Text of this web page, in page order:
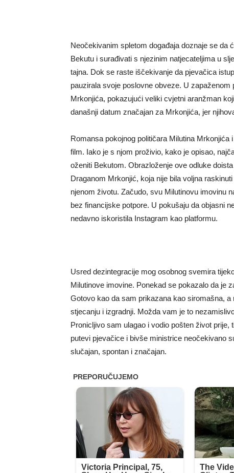
Neočekivanim spletom događaja doznaje se da
Bekutu i surađivati ​​s njezinim natjecateljima u
tajna. Dok se raste iščekivanje da pjevačica
pauzirala svoje poslovne obveze. U
Mrkonjića, pokazujući veliki cvjetni aranžman
današnji datum značajan za Mrkonjića, jer
Romansa pokojnog političara Milutina
film. Iako je s njom proživio, kako je opisao,
oženiti Bekutom. Obrazloženje ove odluke
Draganom Mrkonjić, koja nije bila voljna
njenom životu. Začudo, svu Milutinovu imovinu
bez financijske potpore. U pokušaju da objasni
nedavno iskoristila Instagram kao platformu.
Usred dezintegracije mog osobnog svemira
Milutinove imovine. Ponekad se pokazalo da je
Gotovo kao da sam prikazana kao siromašna,
stjecanju i izgradnji. Možda vam je to
Pronicljivo sam ulagao i vodio pošten život
putevi pjevačice i bivše ministrice neočekivano
slučajan, spontan i značajan.